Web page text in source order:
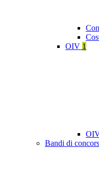
OIV 1
Bandi di